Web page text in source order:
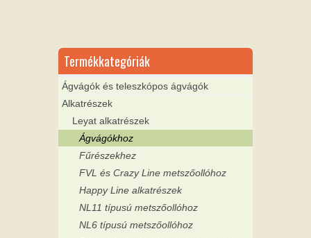
Termékkategóriák
Ágvágók és teleszkópos ágvágók
Alkatrészek
Leyat alkatrészek
Ágvágókhoz
Fűrészekhez
FVL és Crazy Line metszőollóhoz
Happy Line alkatrészek
NL11 típusú metszőollóhoz
NL6 típusú metszőollóhoz